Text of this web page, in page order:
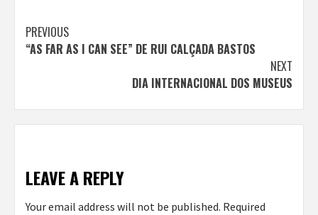
Continue
Reading
PREVIOUS
“AS FAR AS I CAN SEE” DE RUI CALÇADA BASTOS
NEXT
DIA INTERNACIONAL DOS MUSEUS
LEAVE A REPLY
Your email address will not be published. Required